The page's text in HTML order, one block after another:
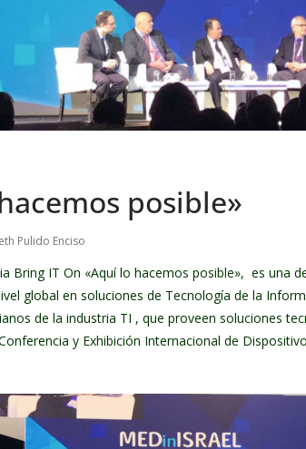
posible»
Pulido Enciso
Bring IT On «Aquí lo hacemos posible», es una
global en soluciones de Tecnología de la
de la industria TI , que proveen soluciones
y Exhibición Internacional de